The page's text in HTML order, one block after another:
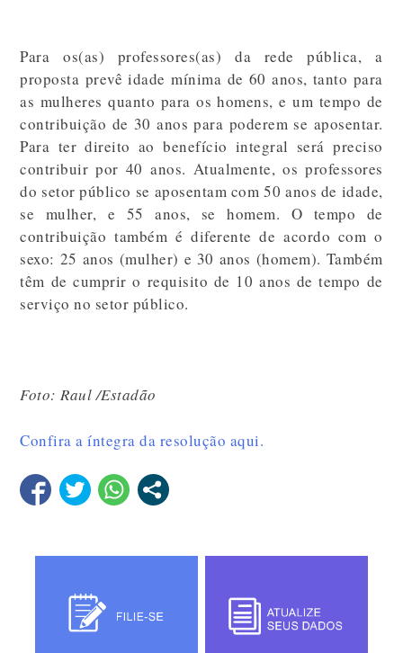
Para os(as) professores(as) da rede pública, a
proposta prevê idade mínima de 60 anos, tanto para
as mulheres quanto para os homens, e um tempo de
contribuição de 30 anos para poderem se aposentar.
Para ter direito ao benefício integral será preciso
contribuir por 40 anos. Atualmente, os professores
do setor público se aposentam com 50 anos de idade,
se mulher, e 55 anos, se homem. O tempo de
contribuição também é diferente de acordo com o
sexo: 25 anos (mulher) e 30 anos (homem). Também
têm de cumprir o requisito de 10 anos de tempo de
serviço no setor público.
Foto: Raul /Estadão
Confira a íntegra da resolução aqui.